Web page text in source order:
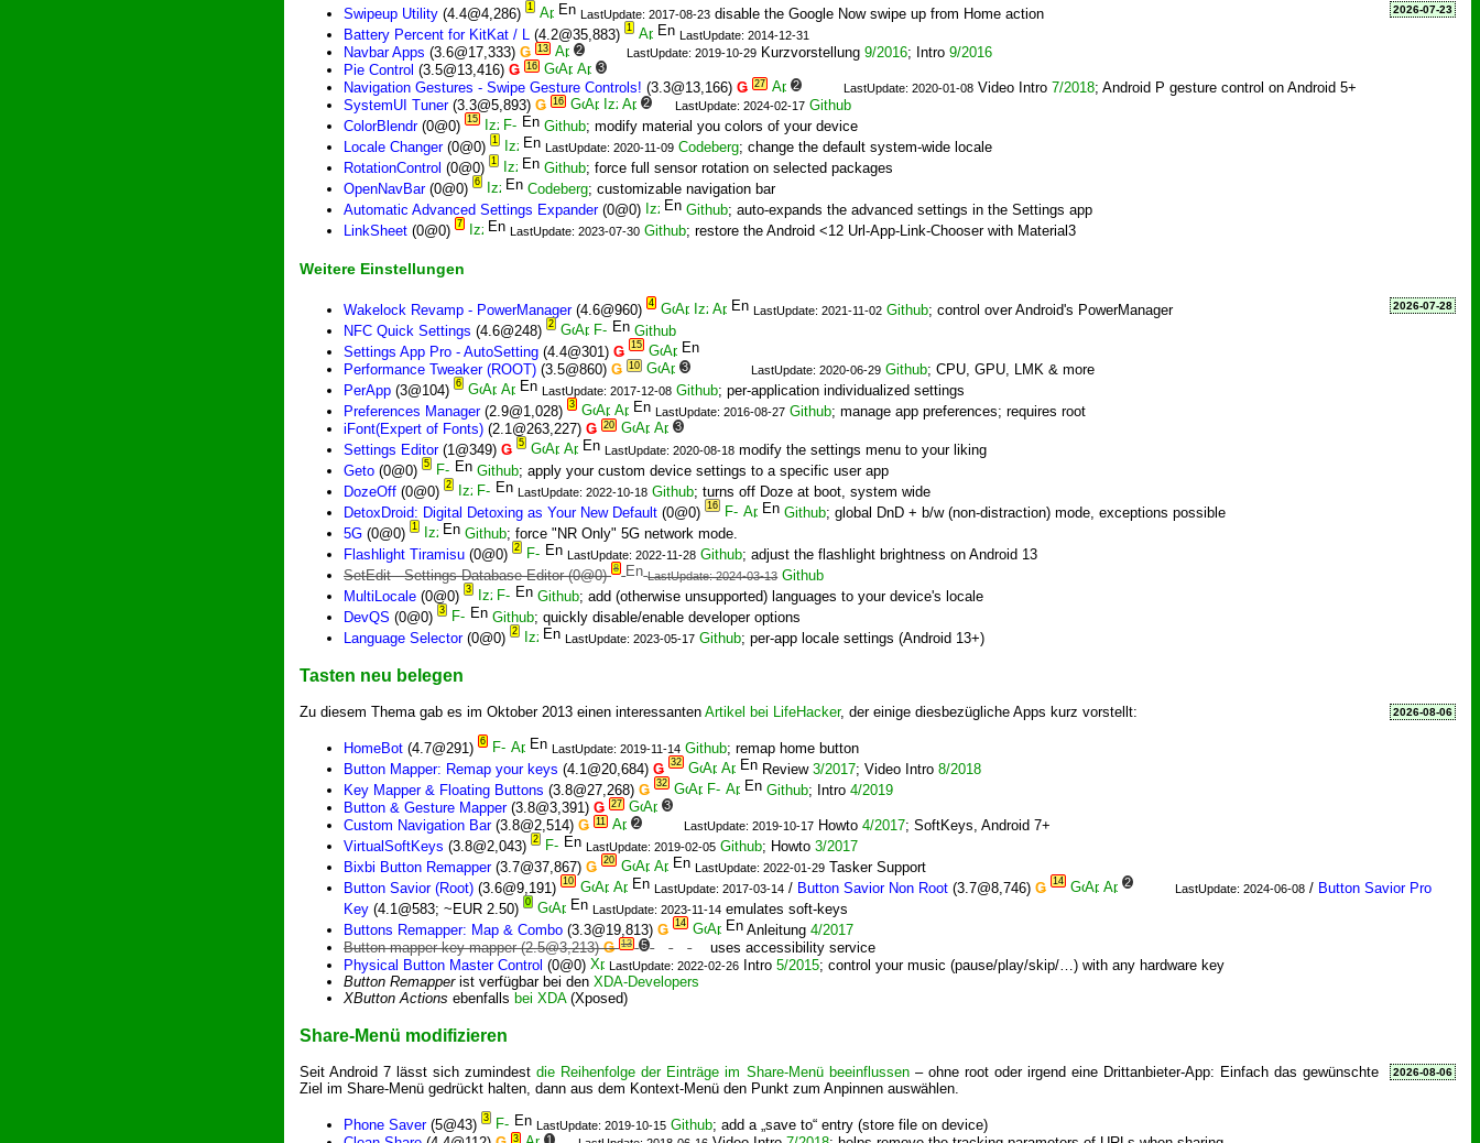
2026-07-23
Swipeup Utility (4.4@4,286) 1
LastUpdate: 2017-08-23 disable the Google Now swipe up from Home action
Battery Percent for KitKat / L (4.2@35,883) 1
LastUpdate: 2014-12-31
Navbar Apps (3.6@17,333) Ǥ 13 2 LastUpdate: 2019-10-29 Kurzvorstellung9/2016; Intro9/2016
Pie Control (3.5@13,416) Ǥ 16 3
Navigation Gestures - Swipe Gesture Controls! (3.3@13,166) Ǥ 27 2 LastUpdate: 2020-01-08 Video Intro7/2018; Android P gesture control on Android 5+
SystemUI Tuner(3.3@5,893) Ǥ 16 2 LastUpdate: 2024-02-17 Github
ColorBlendr(0@0) 15 Github; modify material you colors of your device
Locale Changer(0@0) 1
LastUpdate: 2020-11-09 Codeberg; change the default system-wide locale
RotationControl (0@0) 1 Github; force full sensor rotation on selected packages
OpenNavBar(0@0) 6 Codeberg; customizable navigation bar
Automatic Advanced Settings Expander(0@0) Github; auto-expands the advanced settings in the Settings app
LinkSheet (0@0) 7
LastUpdate: 2023-07-30 Github; restore the Android <12 Url-App-Link-Chooser with Material3
Weitere Einstellungen
2026-07-28
Wakelock Revamp - PowerManager(4.6@960) 4
LastUpdate: 2021-11-02 Github; control over Android's PowerManager
NFC Quick Settings (4.6@248) 2
Github
Settings App Pro - AutoSetting (4.4@301) Ǥ 15
Performance Tweaker (ROOT) (3.5@860) Ǥ 10 3 LastUpdate: 2020-06-29 Github; CPU, GPU, LMK & more
PerApp (3@104) 6
LastUpdate: 2017-12-08 Github; per-application individualized settings
Preferences Manager(2.9@1,028) 3
LastUpdate: 2016-08-27 Github; manage app preferences; requires root
iFont(Expert of Fonts) (2.1@263,227) Ǥ 20 3
Settings Editor(1@349) Ǥ 5
LastUpdate: 2020-08-18 modify the settings menu to your liking
Geto (0@0) 5 Github; apply your custom device settings to a specific user app
DozeOff (0@0) 2
LastUpdate: 2022-10-18 Github; turns off Doze at boot, system wide
DetoxDroid: Digital Detoxing as Your New Default (0@0) 16 Github; global DnD + b/w (non-distraction) mode, exceptions possible
5G (0@0) 1 Github; force "NR Only" 5G network mode.
Flashlight Tiramisu (0@0) 2
LastUpdate: 2022-11-28 Github; adjust the flashlight brightness on Android 13
SetEdit - Settings Database Editor(0@0) 8
LastUpdate: 2024-03-13 Github
MultiLocale (0@0) 3 Github; add (otherwise unsupported) languages to your device's locale
DevQS (0@0) 3 Github; quickly disable/enable developer options
Language Selector(0@0) 2
LastUpdate: 2023-05-17 Github; per-app locale settings (Android 13+)
Tasten neu belegen
2026-08-06
Zu diesem Thema gab es im Oktober 2013 einen interessanten Artikel bei LifeHacker, der einige diesbezügliche Apps kurz vorstellt:
HomeBot (4.7@291) 6
LastUpdate: 2019-11-14 Github; remap home button
Button Mapper: Remap your keys (4.1@20,684) Ǥ 32 Review3/2017; Video Intro8/2018
Key Mapper & Floating Buttons (3.8@27,268) Ǥ 32 Github; Intro4/2019
Button & Gesture Mapper(3.8@3,391) Ǥ 27 3
Custom Navigation Bar(3.8@2,514) Ǥ 11 2 LastUpdate: 2019-10-17 Howto4/2017; SoftKeys, Android 7+
VirtualSoftKeys (3.8@2,043) 2
LastUpdate: 2019-02-05 Github; Howto3/2017
Bixbi Button Remapper(3.7@37,867) Ǥ 20
LastUpdate: 2022-01-29 Tasker Support
Button Savior (Root) (3.6@9,191) 10
LastUpdate: 2017-03-14 / Button Savior Non Root (3.7@8,746)Ǥ 14 2 LastUpdate: 2024-06-08 / Button Savior Pro
Key (4.1@583; ~EUR 2.50) 0
LastUpdate: 2023-11-14 emulates soft-keys
Buttons Remapper: Map & Combo (3.3@19,813) Ǥ 14 Anleitung4/2017
Button mapper-key mapper(2.5@3,213)Ǥ 13 5
uses accessibility service
Physical Button Master Control (0@0) LastUpdate: 2022-02-26 Intro 5/2015; control your music (pause/play/skip/…) with any hardware key
Button Remapperist verfügbar bei den XDA-Developers
XButton Actions ebenfalls bei XDA(Xposed)
Share-Menü modifizieren
2026-08-06
Seit Android 7 lässt sich zumindestdie Reihenfolge der Einträge im Share-Menü beeinflussen– ohne root oder irgend eine Drittanbieter-App: Einfach das gewünschte
Ziel im Share-Menü gedrückt halten, dann aus dem Kontext-Menü den Punkt zum Anpinnen auswählen.
Phone Saver(5@43) 3
LastUpdate: 2019-10-15 Github; add a „save to“ entry (store file on device)
3 1